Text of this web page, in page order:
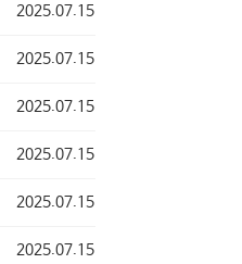
2025.07.15
2025.07.15
2025.07.15
2025.07.15
2025.07.15
2025.07.15